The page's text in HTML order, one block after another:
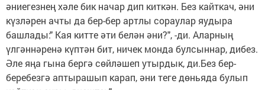
әниегезнең хәле бик начар дип киткән. Без кайткач, әни
күзләрен ачты да бер-бер артлы сораулар яудыра
башлады:" Кая китте әти белән әни?", -ди. Аларның
үлгәннәренә күптән бит, ничек монда булсыннар, дибез.
Әле яңа гына бергә сөйләшеп утырдык, ди.Без бер-
беребезгә аптырашып карап, әни теге дөньяда булып